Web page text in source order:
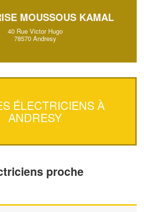
MOUSSOUS KAMAL
40 Rue Victor Hugo
78570 Andresy
ÉLECTRICIENS À
ANDRESY
proche